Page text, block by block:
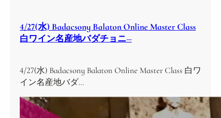
4/27(水) Badacsony Balaton Online Master Class
白ワイン名産地バダチョニ―
4/27(水) Badacsony Balaton Online Master Class 白ワ
イン名産地バダ…